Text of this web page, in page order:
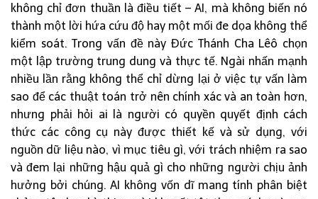
không chỉ đơn thuần là điều tiết – AI, mà không biến nó
thành một lời hứa cứu độ hay một mối đe dọa không thể
kiểm soát. Trong vấn đề này Đức Thánh Cha Lêô chọn
một lập trường trung dung và thực tế. Ngài nhấn mạnh
nhiều lần rằng không thể chỉ dừng lại ở việc tự vấn làm
sao để các thuật toán trở nên chính xác và an toàn hơn,
nhưng phải hỏi ai là người có quyền quyết định cách
thức các công cụ này được thiết kế và sử dụng, với
nguồn dữ liệu nào, vì mục tiêu gì, với trách nhiệm ra sao
và đem lại những hậu quả gì cho những người chịu ảnh
hưởng bởi chúng. AI không vốn dĩ mang tính phân biệt